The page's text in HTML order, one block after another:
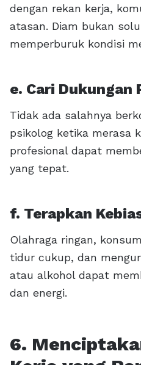
dengan rekan kerja,
atasan. Diam bukan
memperburuk kondisi
e. Cari Dukungan
Tidak ada salahnya
psikolog ketika merasa
profesional dapat
yang tepat.
f. Terapkan
Olahraga ringan,
tidur cukup, dan
atau alkohol dapat
dan energi.
6.